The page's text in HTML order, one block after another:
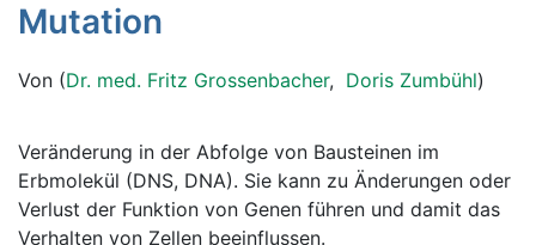
Symptome
Untersuchungen
News
Ratgeber
Mutation
Von (Dr. med. Fritz Grossenbacher, Doris Zumbühl)
Veränderung in der Abfolge von Bausteinen im
Erbmolekül (DNS, DNA). Sie kann zu Änderungen oder
Verlust der Funktion von Genen führen und damit das
Verhalten von Zellen beeinflussen.